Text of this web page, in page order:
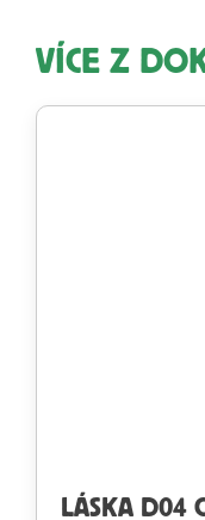
VÍCE Z
LÁSKA D04